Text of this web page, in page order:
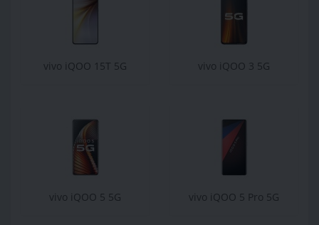
vivo iQOO 15T 5G vivo iQOO 3 5G
vivo iQOO 5 5G vivo iQOO 5 Pro 5G